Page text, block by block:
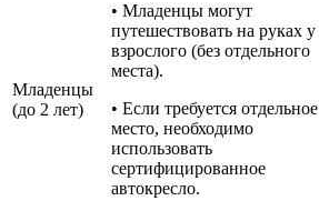
Младенцы
(до 2 лет)
• Младенцы могут
путешествовать на руках у
взрослого (без отдельного
места).
• Если требуется отдельное
место, необходимо
использовать
сертифицированное
автокресло.